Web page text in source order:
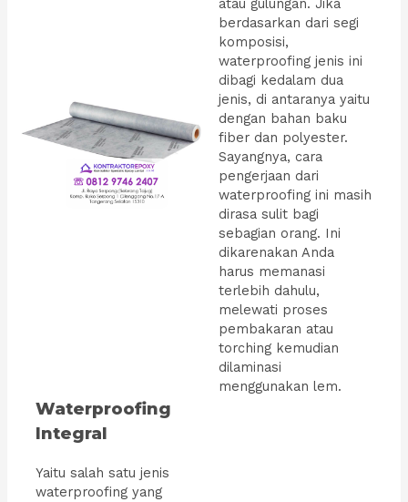
atau gulungan. Jika
berdasarkan dari segi
komposisi,
waterproofing jenis ini
dibagi kedalam dua
jenis, di antaranya yaitu
dengan bahan baku
fiber dan polyester.
Sayangnya, cara
pengerjaan dari
waterproofing ini masih
dirasa sulit bagi
sebagian orang. Ini
dikarenakan Anda
harus memanasi
terlebih dahulu,
melewati proses
pembakaran atau
torching kemudian
dilaminasi
menggunakan lem.
Waterproofing
Integral
Yaitu salah satu jenis
waterproofing yang